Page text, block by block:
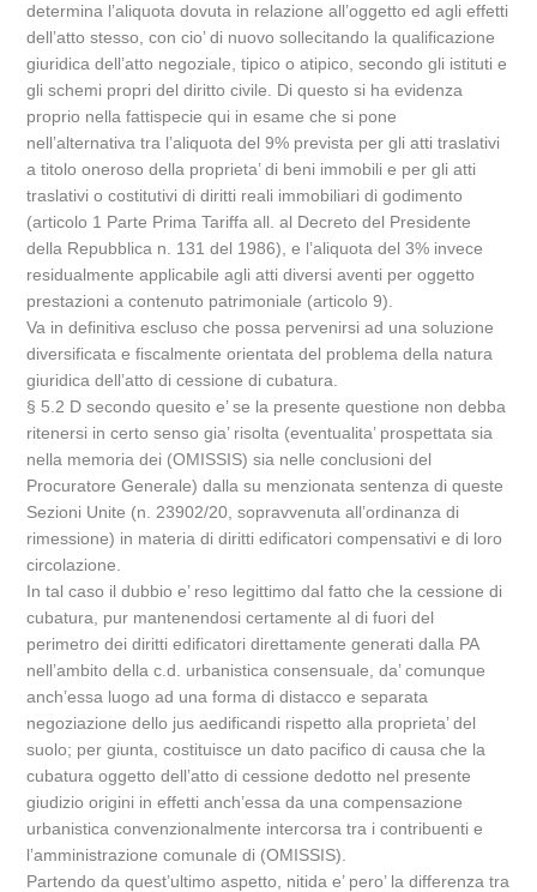
determina l’aliquota dovuta in relazione all’oggetto ed agli effetti
dell’atto stesso, con cio’ di nuovo sollecitando la qualificazione
giuridica dell’atto negoziale, tipico o atipico, secondo gli istituti e
gli schemi propri del diritto civile. Di questo si ha evidenza
proprio nella fattispecie qui in esame che si pone
nell’alternativa tra l’aliquota del 9% prevista per gli atti traslativi
a titolo oneroso della proprieta’ di beni immobili e per gli atti
traslativi o costitutivi di diritti reali immobiliari di godimento
(articolo 1 Parte Prima Tariffa all. al Decreto del Presidente
della Repubblica n. 131 del 1986), e l’aliquota del 3% invece
residualmente applicabile agli atti diversi aventi per oggetto
prestazioni a contenuto patrimoniale (articolo 9).
Va in definitiva escluso che possa pervenirsi ad una soluzione
diversificata e fiscalmente orientata del problema della natura
giuridica dell’atto di cessione di cubatura.
§ 5.2 D secondo quesito e’ se la presente questione non debba
ritenersi in certo senso gia’ risolta (eventualita’ prospettata sia
nella memoria dei (OMISSIS) sia nelle conclusioni del
Procuratore Generale) dalla su menzionata sentenza di queste
Sezioni Unite (n. 23902/20, sopravvenuta all’ordinanza di
rimessione) in materia di diritti edificatori compensativi e di loro
circolazione.
In tal caso il dubbio e’ reso legittimo dal fatto che la cessione di
cubatura, pur mantenendosi certamente al di fuori del
perimetro dei diritti edificatori direttamente generati dalla PA
nell’ambito della c.d. urbanistica consensuale, da’ comunque
anch’essa luogo ad una forma di distacco e separata
negoziazione dello jus aedificandi rispetto alla proprieta’ del
suolo; per giunta, costituisce un dato pacifico di causa che la
cubatura oggetto dell’atto di cessione dedotto nel presente
giudizio origini in effetti anch’essa da una compensazione
urbanistica convenzionalmente intercorsa tra i contribuenti e
l’amministrazione comunale di (OMISSIS).
Partendo da quest’ultimo aspetto, nitida e’ pero’ la differenza tra